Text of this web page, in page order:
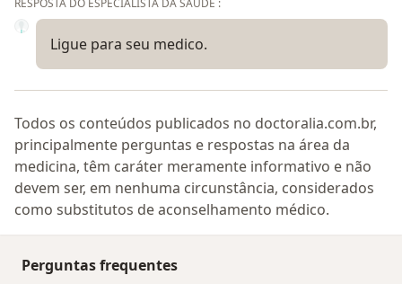
Ligue para seu medico.
Todos os conteúdos publicados no doctoralia.com.br,
principalmente perguntas e respostas na área da
medicina, têm caráter meramente informativo e não
devem ser, em nenhuma circunstância, considerados
como substitutos de aconselhamento médico.
Perguntas frequentes